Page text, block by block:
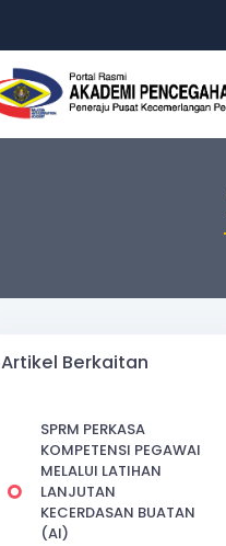
Artikel Berkaitan
SPRM PERKASA
KOMPETENSI PEGAWAI
MELALUI LATIHAN
LANJUTAN
KECERDASAN BUATAN
(AI)